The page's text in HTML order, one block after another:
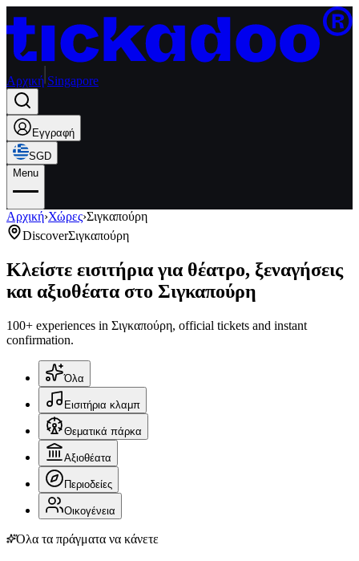
Αρχική Singapore
Εγγραφή
SGD
Menu
Αρχική›Χώρες›Σιγκαπούρη
DiscoverΣιγκαπούρη
Κλείστε εισιτήρια για θέατρο, ξεναγήσεις
και αξιοθέατα στο Σιγκαπούρη
100+ experiences in Σιγκαπούρη, official tickets and instant
confirmation.
Όλα
Εισιτήρια κλαμπ
Θεματικά πάρκα
Αξιοθέατα
Περιοδείες
Οικογένεια
Όλα τα πράγματα να κάνετε